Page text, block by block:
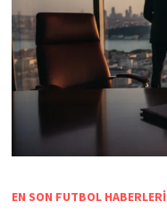
EN SON FUTBOL HABERLERI